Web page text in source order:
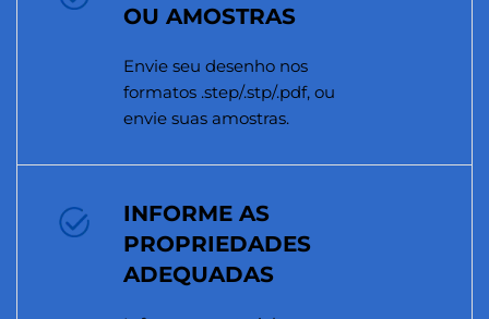
OU AMOSTRAS
Envie seu desenho nos
formatos .step/.stp/.pdf, ou
envie suas amostras.
INFORME AS
PROPRIEDADES
ADEQUADAS